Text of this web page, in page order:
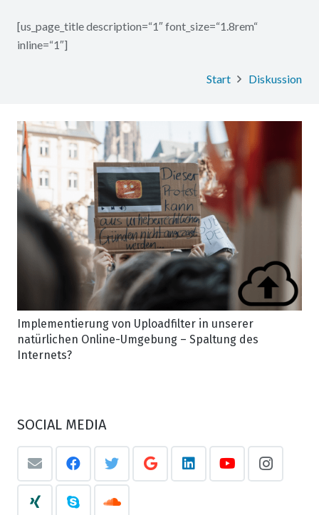
[us_page_title description=“1″ font_size=“1.8rem“
inline=“1″]
Start Diskussion
Implementierung von Uploadfilter in unserer
natürlichen Online-Umgebung – Spaltung des
Internets?
SOCIAL MEDIA